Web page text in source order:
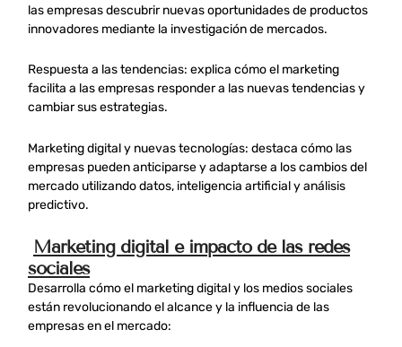
las empresas descubrir nuevas oportunidades de productos
innovadores mediante la investigación de mercados.
Respuesta a las tendencias: explica cómo el marketing
facilita a las empresas responder a las nuevas tendencias y
cambiar sus estrategias.
Marketing digital y nuevas tecnologías: destaca cómo las
empresas pueden anticiparse y adaptarse a los cambios del
mercado utilizando datos, inteligencia artificial y análisis
predictivo.
Marketing digital e impacto de las redes
sociales
Desarrolla cómo el marketing digital y los medios sociales
están revolucionando el alcance y la influencia de las
empresas en el mercado: